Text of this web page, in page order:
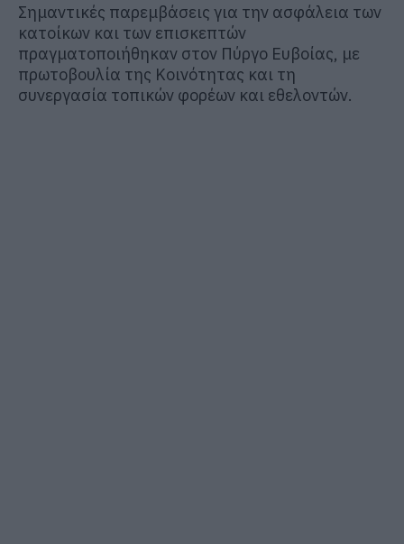
Σημαντικές παρεμβάσεις για την ασφάλεια των
κατοίκων και των επισκεπτών
πραγματοποιήθηκαν στον Πύργο Ευβοίας, με
πρωτοβουλία της Κοινότητας και τη
συνεργασία τοπικών φορέων και εθελοντών.